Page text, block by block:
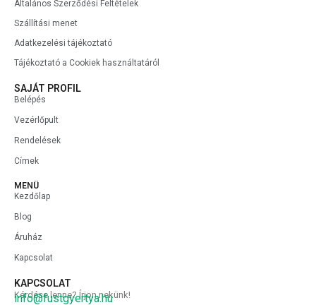
Általános Szerződési Feltételek
Szállítási menet
Adatkezelési tájékoztató
Tájékoztató a Cookiek használtatáról
SAJÁT PROFIL
Belépés
Vezérlőpult
Rendelések
Címek
MENÜ
Kezdőlap
Blog
Áruház
Kapcsolat
KAPCSOLAT
Kérdése lenne? Írjon nekünk!
info@fustgyertya.hu